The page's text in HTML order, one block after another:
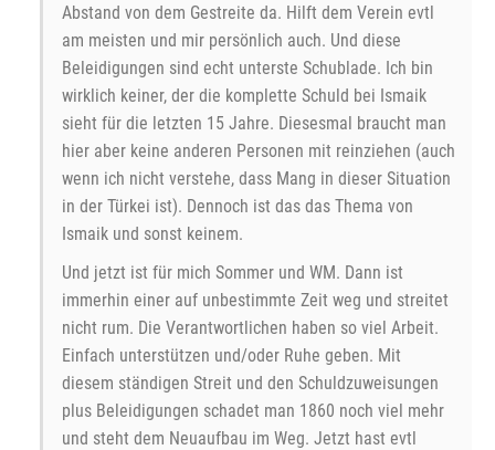
Abstand von dem Gestreite da. Hilft dem Verein evtl
am meisten und mir persönlich auch. Und diese
Beleidigungen sind echt unterste Schublade. Ich bin
wirklich keiner, der die komplette Schuld bei Ismaik
sieht für die letzten 15 Jahre. Diesesmal braucht man
hier aber keine anderen Personen mit reinziehen (auch
wenn ich nicht verstehe, dass Mang in dieser Situation
in der Türkei ist). Dennoch ist das das Thema von
Ismaik und sonst keinem.
Und jetzt ist für mich Sommer und WM. Dann ist
immerhin einer auf unbestimmte Zeit weg und streitet
nicht rum. Die Verantwortlichen haben so viel Arbeit.
Einfach unterstützen und/oder Ruhe geben. Mit
diesem ständigen Streit und den Schuldzuweisungen
plus Beleidigungen schadet man 1860 noch viel mehr
und steht dem Neuaufbau im Weg. Jetzt hast evtl